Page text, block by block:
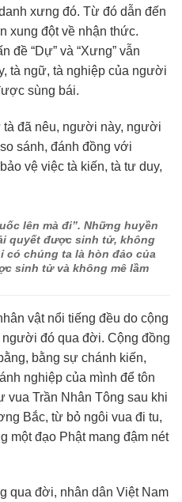
xưng đó. Từ đó dẫn đến
xung đột về nhận thức.
đề “Dự” và “Xưng” vẫn
tà ngữ, tà nghiệp của người
sùng bái.
tà đã nêu, người này, người
sánh, đánh đồng với
vệ việc tà kiến, tà tư duy,
lên mà đi”. Những huyền
quyết được sinh tử, không
có chúng ta là hòn đảo của
sinh tử và không mê lầm
vật nổi tiếng đều do cộng
đó qua đời. Cộng đồng
bằng sự chánh kiến,
nghiệp của mình để tôn
vua Trần Nhân Tông sau khi
Bắc, từ bỏ ngôi vua đi tu,
một đạo Phật mang đậm nét
qua đời, nhân dân Việt Nam